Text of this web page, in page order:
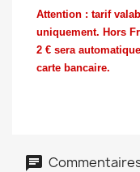
Attention : tarif
uniquement. Hors
2 € sera
carte bancaire.